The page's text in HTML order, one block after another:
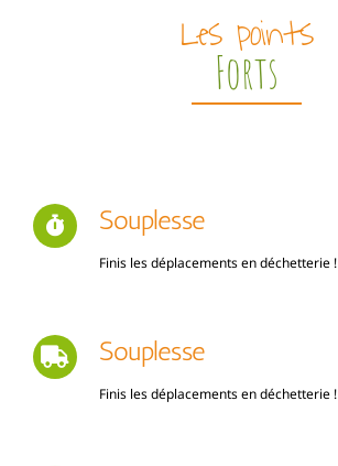
Les points
Forts
Souplesse
Finis les déplacements en déchetterie !
Souplesse
Finis les déplacements en déchetterie !